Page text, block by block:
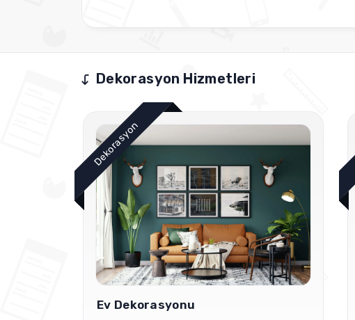
Dekorasyon Hizmetleri
Dekorasyon
Ofis Dekorasyonu